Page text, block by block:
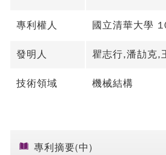
專利權人 國立清華大學
發明人 瞿志行,潘劼克,
技術領域 機械結構
專利摘要(中)